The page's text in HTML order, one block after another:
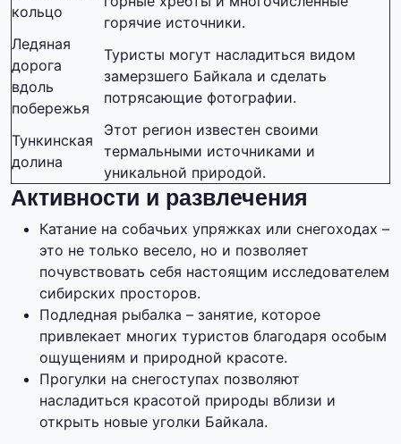
кольцо
горячие источники.
Ледяная
дорога
вдоль
побережья
Туристы могут насладиться видом
замерзшего Байкала и сделать
потрясающие фотографии.
Тункинская
долина
Этот регион известен своими
термальными источниками и
уникальной природой.
Активности и развлечения
Катание на собачьих упряжках или снегоходах –
это не только весело, но и позволяет
почувствовать себя настоящим исследователем
сибирских просторов.
Подледная рыбалка – занятие, которое
привлекает многих туристов благодаря особым
ощущениям и природной красоте.
Прогулки на снегоступах позволяют
насладиться красотой природы вблизи и
открыть новые уголки Байкала.